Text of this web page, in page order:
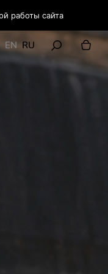
работы сайта
EN RU